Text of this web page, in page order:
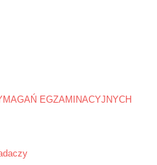
EGZAMINACYJNYCH